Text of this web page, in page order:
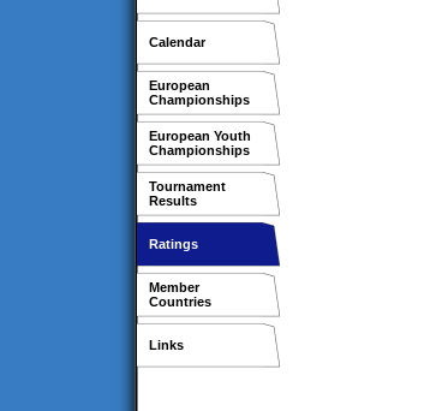
Calendar
European
Championships
European Youth
Championships
Tournament
Results
Ratings
Member
Countries
Links